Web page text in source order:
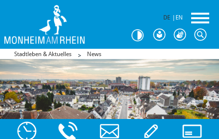
DE EN
Stadtleben & Aktuelles News